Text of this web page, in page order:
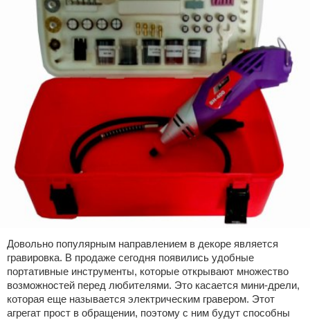
Довольно популярным направлением в декоре является
гравировка. В продаже сегодня появились удобные
портативные инструменты, которые открывают множество
возможностей перед любителями. Это касается мини-дрели,
которая еще называется электрическим гравером. Этот
агрегат прост в обращении, поэтому с ним будут способны